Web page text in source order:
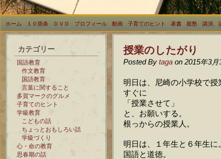
ホーム １０箇条 ＤＶＤ プロフィール 動画 子育てのヒント 著書 親塾 講演、
カテゴリー
国語教育
作文教育
国語教育
言葉に関すること
多賀マークのグルメ
子育てのヒント
学級教育
こどもの話
ちょっとおもしろい話
学級づくり
心・命の教育
思春期の話
授業のしたがり
Posted By taga on 2015年3月
明日は、尼崎の小学校で授
すぐに
「授業させて」
と、お願いする。
根っからの授業人。
明日は、１年生と６年生に
国語と道徳。